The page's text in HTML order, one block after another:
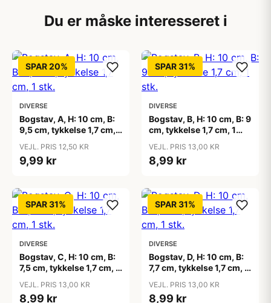
Du er måske interesseret i
SPAR 20%
DIVERSE
Bogstav, A, H: 10 cm, B:
9,5 cm, tykkelse 1,7 cm, 1
VEJL. PRIS 12,50 KR
9,99 kr
SPAR 31%
DIVERSE
Bogstav, B, H: 10 cm, B: 9
cm, tykkelse 1,7 cm, 1
VEJL. PRIS 13,00 KR
8,99 kr
SPAR 31%
DIVERSE
Bogstav, C, H: 10 cm, B:
7,5 cm, tykkelse 1,7 cm, 1
VEJL. PRIS 13,00 KR
8,99 kr
SPAR 31%
DIVERSE
Bogstav, D, H: 10 cm, B:
7,7 cm, tykkelse 1,7 cm, 1
VEJL. PRIS 13,00 KR
8,99 kr